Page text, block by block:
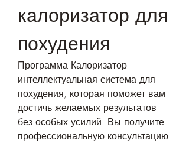
калоризатор для
похудения
Программа Калоризатор -
интеллектуальная система для
похудения, которая поможет вам
достичь желаемых результатов
без особых усилий. Вы получите
профессиональную консультацию